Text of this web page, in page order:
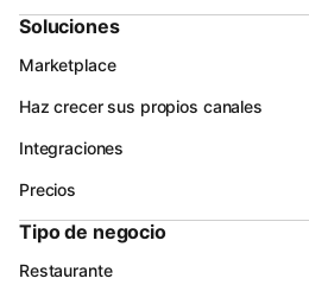
Soluciones
Marketplace
Haz crecer sus propios canales
Integraciones
Precios
Tipo de negocio
Restaurante